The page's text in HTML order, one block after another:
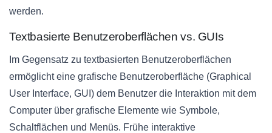
werden.
Textbasierte Benutzeroberflächen vs. GUIs
Im Gegensatz zu textbasierten Benutzeroberflächen
ermöglicht eine grafische Benutzeroberfläche (Graphical
User Interface, GUI) dem Benutzer die Interaktion mit dem
Computer über grafische Elemente wie Symbole,
Schaltflächen und Menüs. Frühe interaktive